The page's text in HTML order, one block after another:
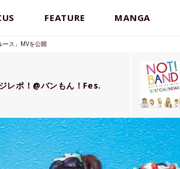
FEATURE MANGA
ース」MVを公開
レポ！@バンもん！Fes.